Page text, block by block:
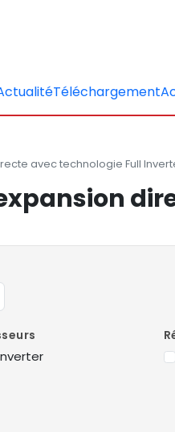
Téléchargement
avec technologie Full